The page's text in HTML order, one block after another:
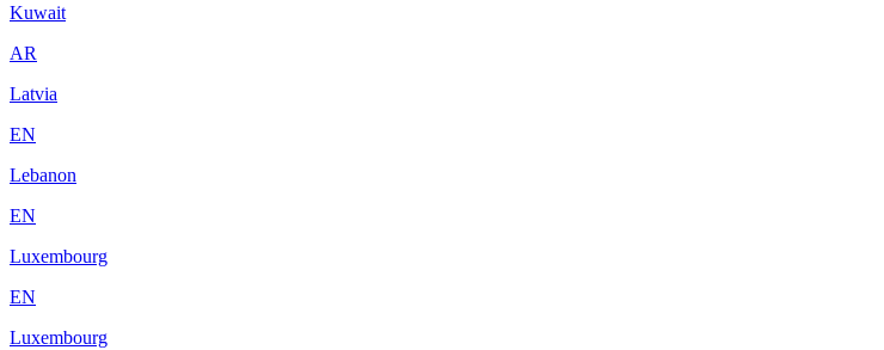
Kuwait
AR
Latvia
EN
Lebanon
EN
Luxembourg
EN
Luxembourg